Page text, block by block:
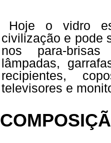
Hoje o vidro
civilização e pode
nos para-
lâmpadas,
recipientes,
televisores e